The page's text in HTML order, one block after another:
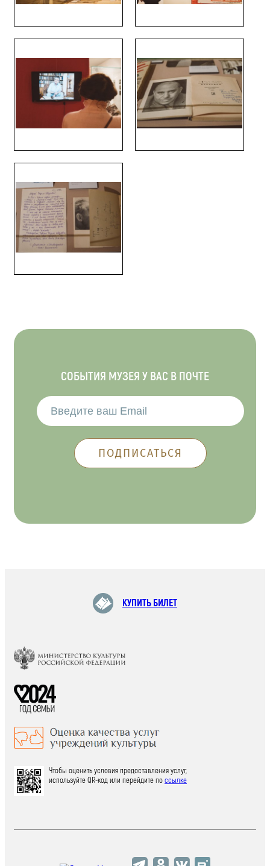
СОБЫТИЯ МУЗЕЯ У ВАС В ПОЧТЕ
КУПИТЬ БИЛЕТ
Чтобы оценить условия предоставления услуг,
используйте QR-код или перейдите поссылке